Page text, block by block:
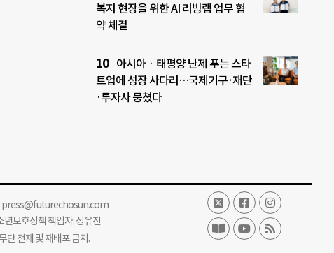
복지 현장을 위한 AI 리빙랩 업무 협
약 체결
아시아ㆍ태평양 난제 푸는 스타
트업에 성장 사다리…국제기구·재단
·투자사 뭉쳤다
press@futurechosun.com
보호정책 책임자: 정유진
전재 및 재배포 금지.